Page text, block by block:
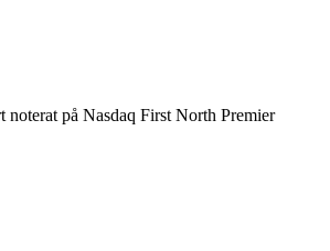
noterat på Nasdaq First North Premier